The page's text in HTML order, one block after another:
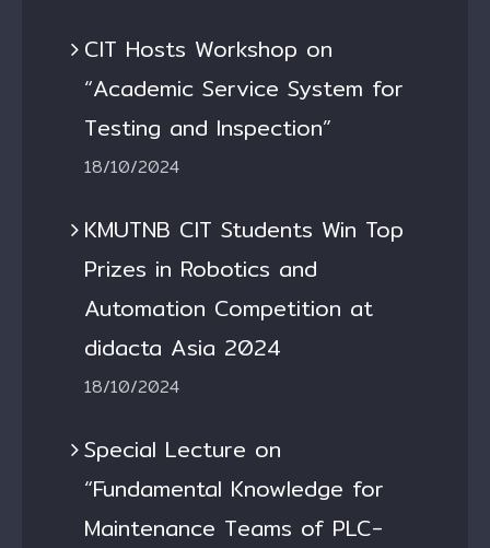
CIT Hosts Workshop on
“Academic Service System for
Testing and Inspection”
18/10/2024
KMUTNB CIT Students Win Top
Prizes in Robotics and
Automation Competition at
didacta Asia 2024
18/10/2024
Special Lecture on
“Fundamental Knowledge for
Maintenance Teams of PLC-